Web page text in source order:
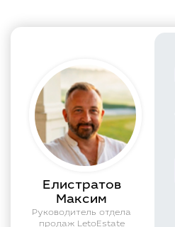
Елистратов
Максим
Руководитель отдела
продаж LetoEstate